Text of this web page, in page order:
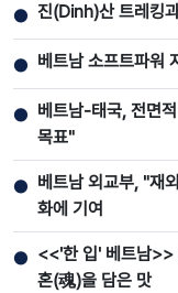
● 진(Dinh)산 트레킹
● 베트남 소프트파워
● 베트남-태국, 전면
목표"
● 베트남 외교부, "재
화에 기여
● <<'한 입' 베트남>>
혼(魂)을 담은 맛